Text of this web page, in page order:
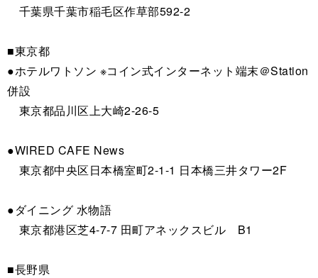
千葉県千葉市稲毛区作草部592-2
■東京都
●ホテルワトソン ※コイン式インターネット端末＠Station
併設
東京都品川区上大崎2-26-5
●WIRED CAFE News
東京都中央区日本橋室町2-1-1 日本橋三井タワー2F
●ダイニング 水物語
東京都港区芝4-7-7 田町アネックスビル B1
■長野県